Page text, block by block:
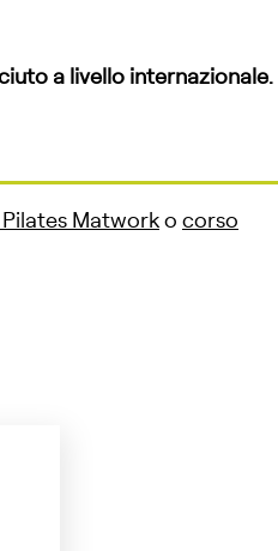
a livello internazionale.
Matwork o corso